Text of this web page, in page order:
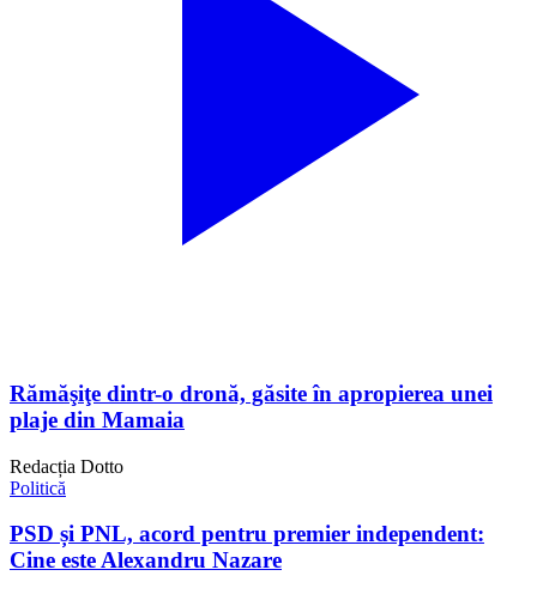
Rămăşiţe dintr-o dronă, găsite în apropierea unei
plaje din Mamaia
Redacția Dotto
Politică
PSD și PNL, acord pentru premier independent:
Cine este Alexandru Nazare